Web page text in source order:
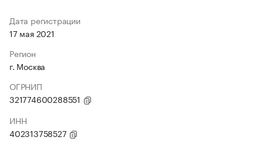
Дата регистрации
17 мая 2021
Регион
г. Москва
ОГРНИП
321774600288551
ИНН
402313758527